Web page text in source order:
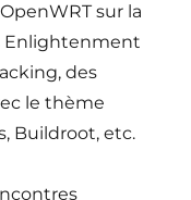
sur la
Enlightenment
des
le thème
Buildroot, etc.